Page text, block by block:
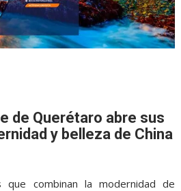
de Querétaro abre sus
y belleza de China
que combinan la modernidad de